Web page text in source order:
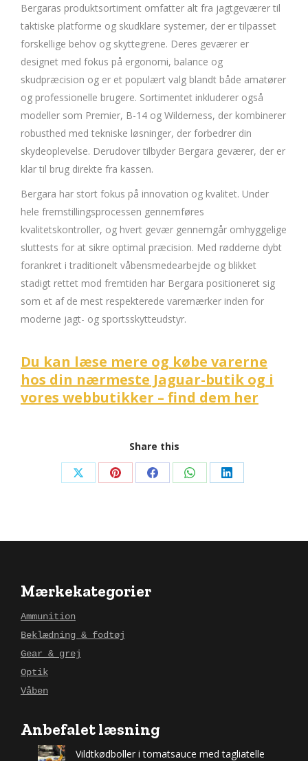
Bergaras produktsortiment omfatter alt fra jagtgeværer til
taktiske platforme og skudklare systemer, der er tilpasset
forskellige behov og skyttegrene. Deres geværer er
designet med fokus på ergonomi, balance og
skudpræcision og er et populært valg blandt både amatører
og professionelle brugere. Sortimentet inkluderer også
modeller som Premier, B-14 og Wilderness, der kombinerer
robusthed med tekniske løsninger, der forbedrer din
skydeoplevelse. Derudover tilbyder Bergara geværer, der er
klar til brug direkte fra kassen.
Bergara har stort fokus på innovation og kvalitet. Under
hele fremstillingsprocessen gennemføres
kvalitetskontroller, og hvert gevær gennemgår omhyggelige
sluttests for at sikre optimal præcision. Med rødderne dybt
forankret i traditionelt våbensmedearbejde og blikket
stadigt rettet mod fremtiden har Bergara positioneret sig
som et af de mest respekterede varemærker inden for
moderne jagt- og sportsskytteudstyr.
Du kan læse mere og købe varerne
hos din nærmeste Jaguar-butik og i
vores webbutikker – find dem her
Share this
Share Share Share Share Share
Mærkekategorier
Ammunition
Beklædning & fodtøj
Gear & grej
Optik
Våben
Anbefalet læsning
Vildtkødboller i tomatsauce med tagliatelle